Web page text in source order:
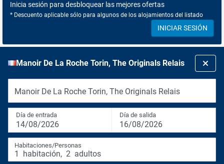
Inicia sesión para desbloquear las mejores ofertas
* Descuento aplicable sólo para algunos de los alojamientos del listado
INICIAR SESIÓN
Manoir De La Roche Torin, The Originals Relais
Manoir De La Roche Torin, The Originals Relais
Día de entrada
14/08/2026
Día de salida
16/08/2026
Habitaciones/Personas
1 habitación, 2 adultos